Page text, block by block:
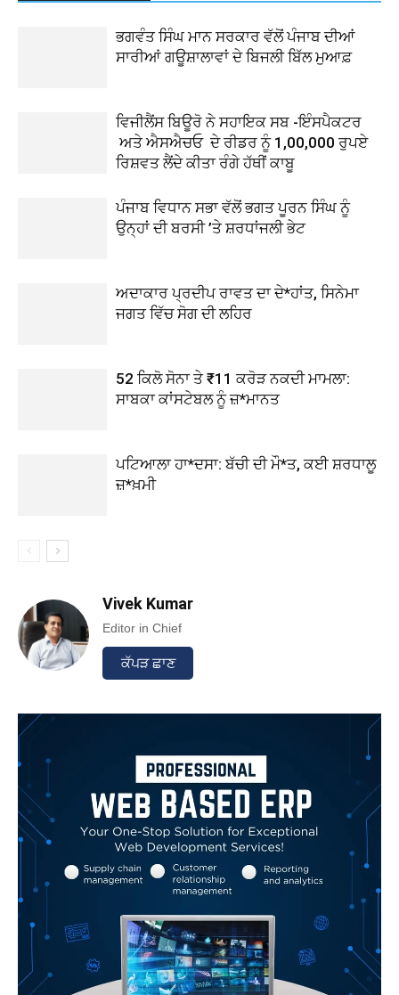
ਭਗਵੰਤ ਸਿੰਘ ਮਾਨ ਸਰਕਾਰ ਵੱਲੋਂ ਪੰਜਾਬ ਦੀਆਂ
ਸਾਰੀਆਂ ਗਊਸ਼ਾਲਾਵਾਂ ਦੇ ਬਿਜਲੀ ਬਿੱਲ ਮੁਆਫ਼
ਵਿਜੀਲੈਂਸ ਬਿਊਰੋ ਨੇ ਸਹਾਇਕ ਸਬ -ਇੰਸਪੈਕਟਰ
ਅਤੇ ਐਸਐਚਓ ਦੇ ਰੀਡਰ ਨੂੰ 1,00,000 ਰੁਪਏ
ਰਿਸ਼ਵਤ ਲੈਂਦੇ ਕੀਤਾ ਰੰਗੇ ਹੱਥੀਂ ਕਾਬੂ
ਪੰਜਾਬ ਵਿਧਾਨ ਸਭਾ ਵੱਲੋਂ ਭਗਤ ਪੂਰਨ ਸਿੰਘ ਨੂੰ
ਉਨ੍ਹਾਂ ਦੀ ਬਰਸੀ ’ਤੇ ਸ਼ਰਧਾਂਜਲੀ ਭੇਟ
ਅਦਾਕਾਰ ਪ੍ਰਦੀਪ ਰਾਵਤ ਦਾ ਦੇ*ਹਾਂਤ, ਸਿਨੇਮਾ
ਜਗਤ ਵਿੱਚ ਸੋਗ ਦੀ ਲਹਿਰ
52 ਕਿਲੋ ਸੋਨਾ ਤੇ ₹11 ਕਰੋੜ ਨਕਦੀ ਮਾਮਲਾ:
ਸਾਬਕਾ ਕਾਂਸਟੇਬਲ ਨੂੰ ਜ਼*ਮਾਨਤ
ਪਟਿਆਲਾ ਹਾ*ਦਸਾ: ਬੱਚੀ ਦੀ ਮੌ*ਤ, ਕਈ ਸ਼ਰਧਾਲੂ
ਜ਼*ਖ਼ਮੀ
Vivek Kumar
Editor in Chief
ਕੱਪੜ ਛਾਣ